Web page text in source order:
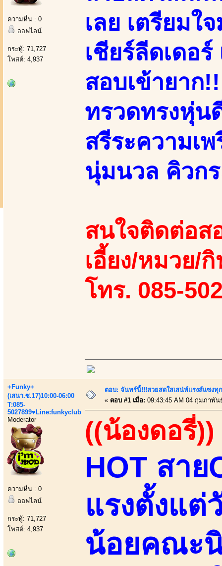
ความหื่น : 0
ออฟไลน์
กระทู้: 71,727
โพสต์: 4,937
เลย เตรียมใ
เชียร์ลีดเดอ
สอบเข้ายาก
ทรวดทรงหุ่น
สรีระความเ
นุ่มนวล คิวก
สนใจติดต่อส
เอี้ยง/หมวย/
โทร. 085-
+Funky+
(เสนา.ซ.17)10:00-06:00
T:085-
5027899♥Line:funkyclub
Moderator
ความหื่น : 0
ออฟไลน์
กระทู้: 71,727
โพสต์: 4,937
ตอบ: จันทร์นี้!!!สวยสดใสเสน่ห์แรงส์แซงทุ
« ตอบ #1 เมื่อ: 09:43:45 AM 04 กุมภาพัน
((น้องดอรี่))
HOT สาย
แรงตั้งแต่
น้อยคณะ